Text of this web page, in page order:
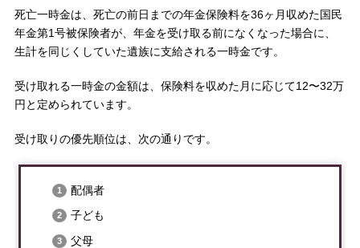
死亡一時金は、死亡の前日までの年金保険料を36ヶ月収めた国民
年金第1号被保険者が、年金を受け取る前になくなった場合に、
生計を同じくしていた遺族に支給される一時金です。
受け取れる一時金の金額は、保険料を収めた月に応じて12〜32万
円と定められています。
受け取りの優先順位は、次の通りです。
配偶者
子ども
父母